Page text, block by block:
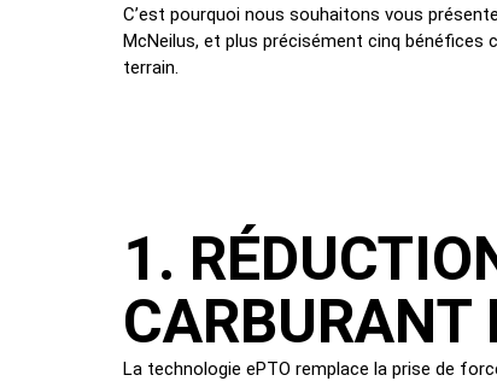
C’est pourquoi nous souhaitons vous
McNeilus, et plus précisément cinq
terrain.
1.
CARBURANT
La technologie ePTO remplace la prise de